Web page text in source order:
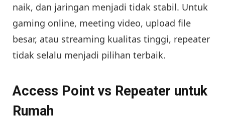
naik, dan jaringan menjadi tidak stabil. Untuk
gaming online, meeting video, upload file
besar, atau streaming kualitas tinggi, repeater
tidak selalu menjadi pilihan terbaik.
Access Point vs Repeater untuk
Rumah